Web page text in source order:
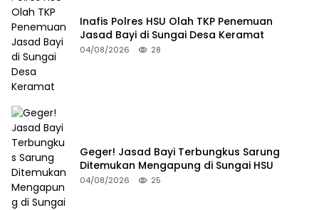
Inafis Polres HSU Olah TKP Penemuan
Jasad Bayi di Sungai Desa Keramat
04/08/2026 28
Geger! Jasad Bayi Terbungkus Sarung
Ditemukan Mengapung di Sungai HSU
04/08/2026 25